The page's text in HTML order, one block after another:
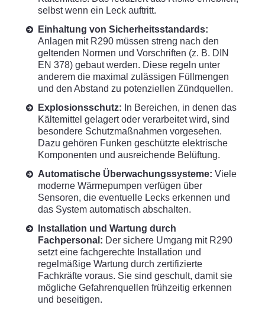
selbst wenn ein Leck auftritt.
Einhaltung von Sicherheitsstandards:
Anlagen mit R290 müssen streng nach den
geltenden Normen und Vorschriften (z. B. DIN
EN 378) gebaut werden. Diese regeln unter
anderem die maximal zulässigen Füllmengen
und den Abstand zu potenziellen Zündquellen.
Explosionsschutz: In Bereichen, in denen das
Kältemittel gelagert oder verarbeitet wird, sind
besondere Schutzmaßnahmen vorgesehen.
Dazu gehören Funken geschützte elektrische
Komponenten und ausreichende Belüftung.
Automatische Überwachungssysteme: Viele
moderne Wärmepumpen verfügen über
Sensoren, die eventuelle Lecks erkennen und
das System automatisch abschalten.
Installation und Wartung durch
Fachpersonal: Der sichere Umgang mit R290
setzt eine fachgerechte Installation und
regelmäßige Wartung durch zertifizierte
Fachkräfte voraus. Sie sind geschult, damit sie
mögliche Gefahrenquellen frühzeitig erkennen
und beseitigen.